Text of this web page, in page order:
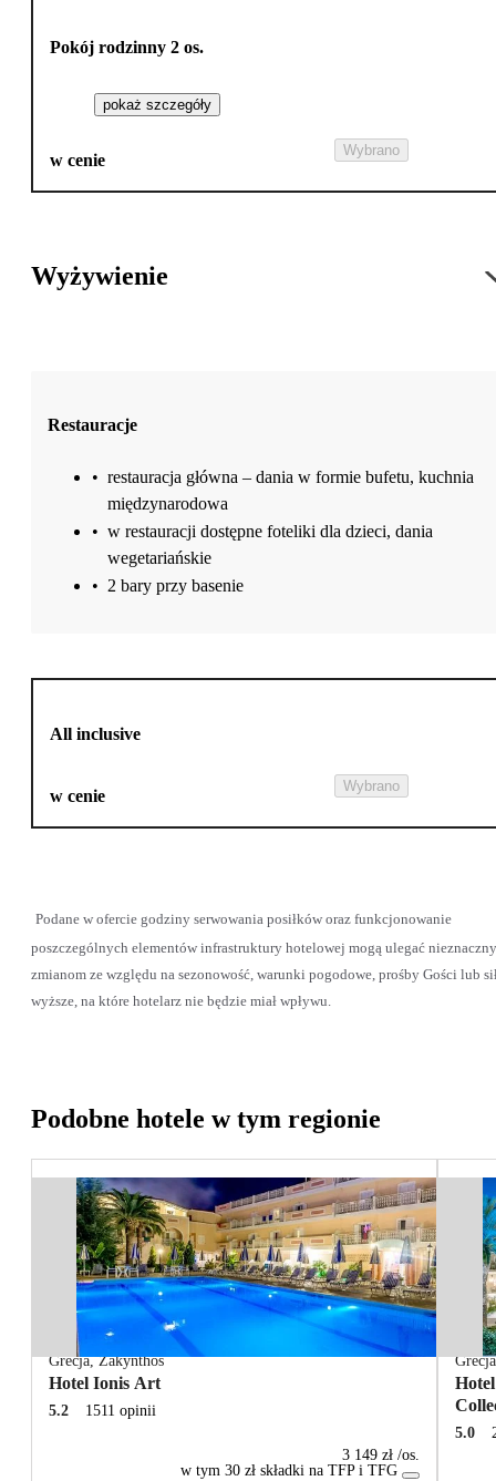
Pokój rodzinny 2 os.
pokaż szczegóły
w cenie
Wybrano
Wyżywienie
Restauracje
• restauracja główna – dania w formie bufetu, kuchnia
międzynarodowa
• w restauracji dostępne foteliki dla dzieci, dania
wegetariańskie
• 2 bary przy basenie
All inclusive
w cenie
Wybrano
Podane w ofercie godziny serwowania posiłków oraz funkcjonowanie
poszczególnych elementów infrastruktury hotelowej mogą ulegać
zmianom ze względu na sezonowość, warunki pogodowe, prośby Gości lub
wyższe, na które hotelarz nie będzie miał wpływu.
Podobne hotele w tym regionie
Grecja,Zakynthos
Hotel Ionis Art
5.2 1511 opinii
3 149 zł /os.
w tym 30 zł składki na TFP i TFG
Grecja
5.0